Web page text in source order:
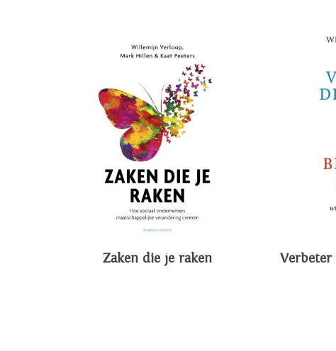
Zaken die je raken
Verbeter